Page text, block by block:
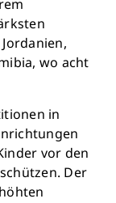
wo acht
in
vor den
Der
Leben